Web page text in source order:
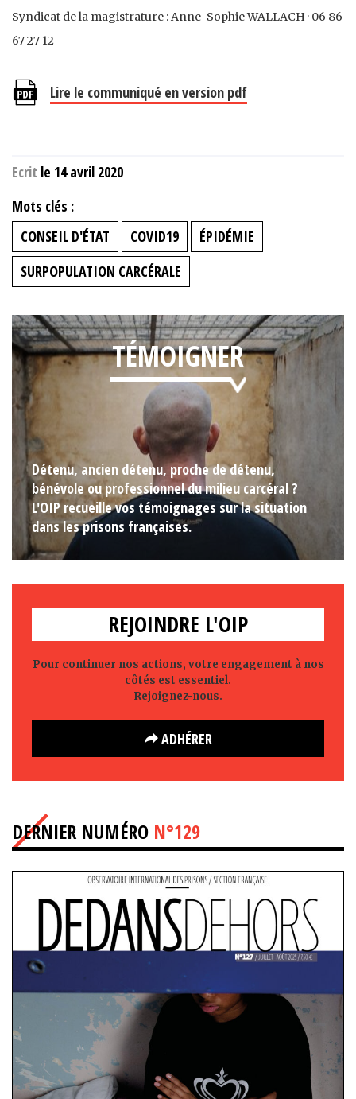
Syndicat de la magistrature : Anne-Sophie WALLACH · 06 86
67 27 12
Lire le communiqué en version pdf
Ecrit le 14 avril 2020
Mots clés :
CONSEIL D'ÉTAT
COVID19
ÉPIDÉMIE
SURPOPULATION CARCÉRALE
TÉMOIGNER
Détenu, ancien détenu, proche de détenu,
bénévole ou professionnel du milieu carcéral ?
L'OIP recueille vos témoignages sur la situation
dans les prisons françaises.
REJOINDRE L'OIP
Pour continuer nos actions, votre engagement à nos
côtés est essentiel.
Rejoignez-nous.
ADHÉRER
DERNIER NUMÉRO N°129